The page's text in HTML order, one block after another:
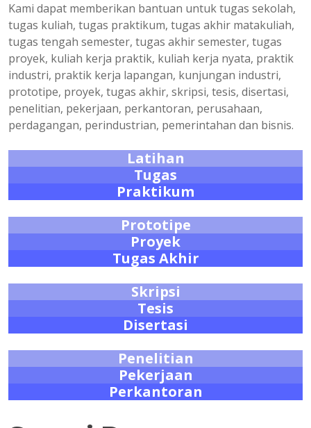
Kami dapat memberikan bantuan untuk tugas sekolah,
tugas kuliah, tugas praktikum, tugas akhir matakuliah,
tugas tengah semester, tugas akhir semester, tugas
proyek, kuliah kerja praktik, kuliah kerja nyata, praktik
industri, praktik kerja lapangan, kunjungan industri,
prototipe, proyek, tugas akhir, skripsi, tesis, disertasi,
penelitian, pekerjaan, perkantoran, perusahaan,
perdagangan, perindustrian, pemerintahan dan bisnis.
Latihan
Tugas
Praktikum
Prototipe
Proyek
Tugas Akhir
Skripsi
Tesis
Disertasi
Penelitian
Pekerjaan
Perkantoran